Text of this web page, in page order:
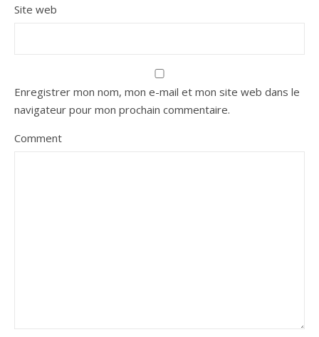
Site web
Enregistrer mon nom, mon e-mail et mon site web dans le
navigateur pour mon prochain commentaire.
Comment